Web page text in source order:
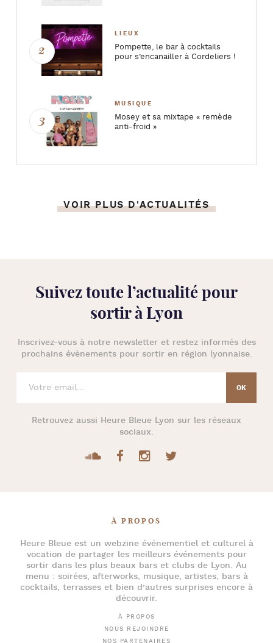
LIEUX
Pompette, le bar à cocktails
pour s’encanailler à Cordeliers !
MUSIQUE
Mosey et sa mixtape « remède
anti-froid »
VOIR PLUS D'ACTUALITÉS
Suivez toute l’actualité pour
sortir à Lyon
Inscrivez-vous à notre newsletter et restez informés des
prochains évènements pour sortir en région lyonnaise.
Retrouvez aussi Heure Bleue Lyon sur les réseaux
sociaux.
À PROPOS
Heure Bleueest un webzine événementiel et culturel à
vocation de partager les meilleurs événements pour
sortir dans les plus beaux bars et clubs de Lyon. Au
menu : soirées, afterworks, musique, artistes, bars à
cocktails, terrasses et bien d’autres surprises encore à
découvrir.
À PROPOS
NOUS REJOINDRE